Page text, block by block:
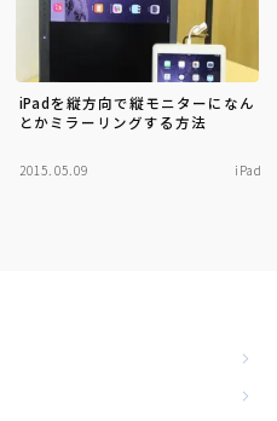
iPadを縦方向で縦モニターになん
とかミラーリングする方法
2015.05.09 iPad